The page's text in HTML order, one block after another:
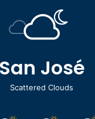
San José
Scattered Clouds